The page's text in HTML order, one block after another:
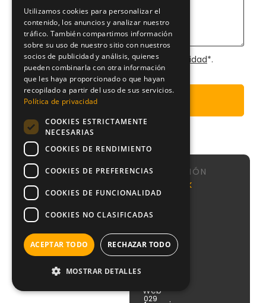
He leído y acepto laPolítica de Privacidad*.
NAVEGACIÓN
SEO
Google
Agencia
PPC
Web
Sistema
Blog
Contacto
NeoAttack
Sta
Engracia,
puerta 1,
28003
029
Utilizamos cookies para personalizar el
contenido, los anuncios y analizar nuestro
tráfico. También compartimos información
sobre su uso de nuestro sitio con nuestros
socios de publicidad y análisis, quienes
pueden combinarla con otra información
que les haya proporcionado o que hayan
recopilado a partir del uso de sus servicios.
Política de privacidad
COOKIES ESTRICTAMENTE
NECESARIAS
COOKIES DE RENDIMIENTO
COOKIES DE PREFERENCIAS
COOKIES DE FUNCIONALIDAD
COOKIES NO CLASIFICADAS
ACEPTAR TODO RECHAZAR TODO
MOSTRAR DETALLES